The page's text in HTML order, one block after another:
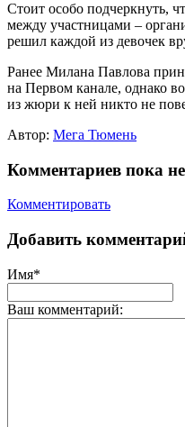
Стоит особо подчеркнуть,
между участницами –
решил каждой из девочек
Ранее Милана Павлова
на Первом канале, однако
из жюри к ней никто не
Автор: Мега Тюмень
Комментариев пока
Комментировать
Добавить
Имя*
Ваш комментарий: